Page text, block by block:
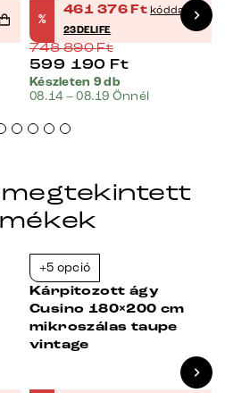
%
461 376Ft kóddal
23DELIFE
748 890Ft
599 190 Ft
Készleten 9 db
08.14 – 08.19 Önnél
megtekintett
Bestseller
+5 opció
Kárpitozott ágy
Cusino 180×200 cm
mikroszálas taupe
vintage